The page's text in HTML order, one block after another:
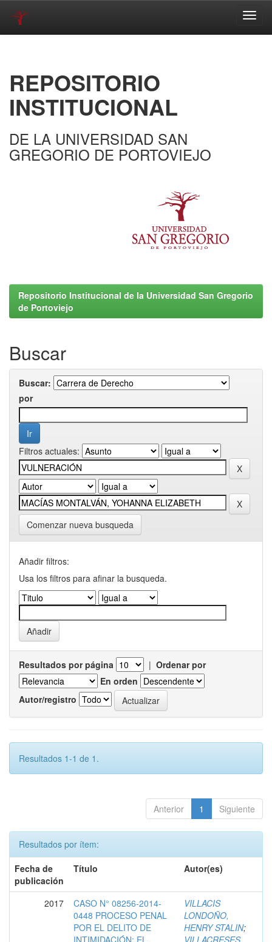
REPOSITORIO
INSTITUCIONAL
DE LA UNIVERSIDAD SAN
GREGORIO DE PORTOVIEJO
Repositorio Institucional de la Universidad San Gregorio
de Portoviejo
Buscar
Buscar:
por
Filtros actuales:
Comenzar nueva busqueda
Añadir filtros:
Usa los filtros para afinar la busqueda.
Resultados por página | Ordenar por
En orden
Autor/registro
Resultados 1-1 de 1.
Anterior 1 Siguiente
Resultados por ítem:
Fecha de
publicación
Título Autor(es)
2017
CASO N° 08256-2014-
0448 PROCESO PENAL
POR EL DELITO DE
INTIMIDACIÓN: EL
VILLACIS
LONDOÑO,
HENRY STALIN;
VILLACRESES